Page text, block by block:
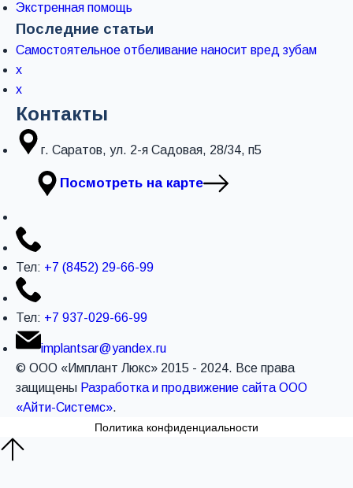
Экстренная помощь
Последние статьи
Самостоятельное отбеливание наносит вред зубам
x
x
Контакты
г. Саратов, ул. 2-я Садовая, 28/34, п5
Посмотреть на карте
Тел: +7 (8452) 29-66-99
Тел: +7 937-029-66-99
implantsar@yandex.ru
© ООО «Имплант Люкс» 2015 - 2024. Все права
защищены Разработка и продвижение сайта ООО
«Айти-Системс».
Политика конфиденциальности